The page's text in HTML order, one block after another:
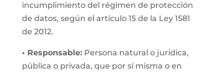
incumplimiento del régimen de protección
de datos, según el artículo 15 de la Ley 1581
de 2012.
• Responsable:Persona natural o jurídica,
pública o privada, que por sí misma o en